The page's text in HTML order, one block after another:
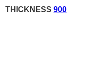
THICKNESS 900